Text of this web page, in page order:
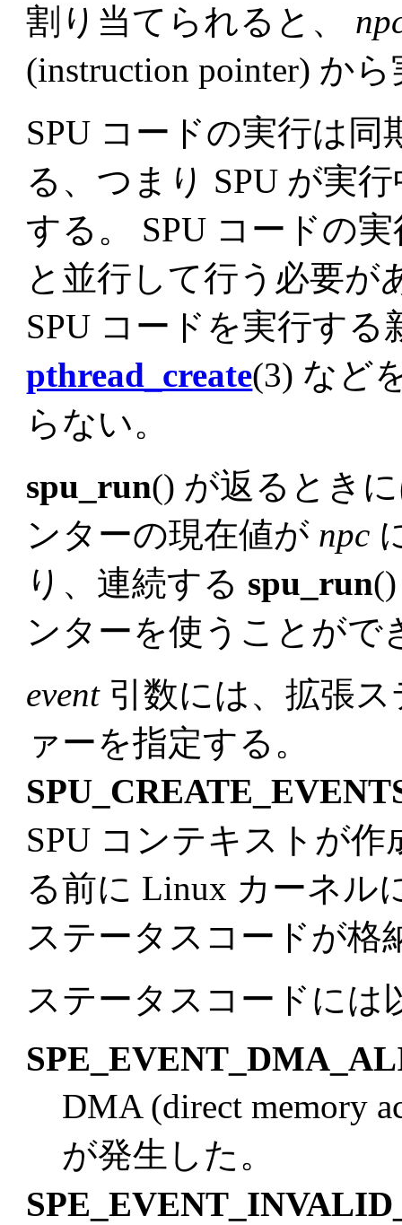
割り当てられると、
(instruction pointer) か
SPU コードの実行は同
る、つまり SPU が実
する。 SPU コードの
と並行して行う必要が
SPU コードを実行す
pthread_create(3) など
らない。
spu_run() が返るとき
ンターの現在値が npc
り、連続する spu_run
ンターを使うことがで
event引数には、拡張ス
ァーを指定する。
SPU コンテキストが
る前に Linux カーネル
ステータスコードが格
ステータスコードには
DMA (direct memory
が発生した。